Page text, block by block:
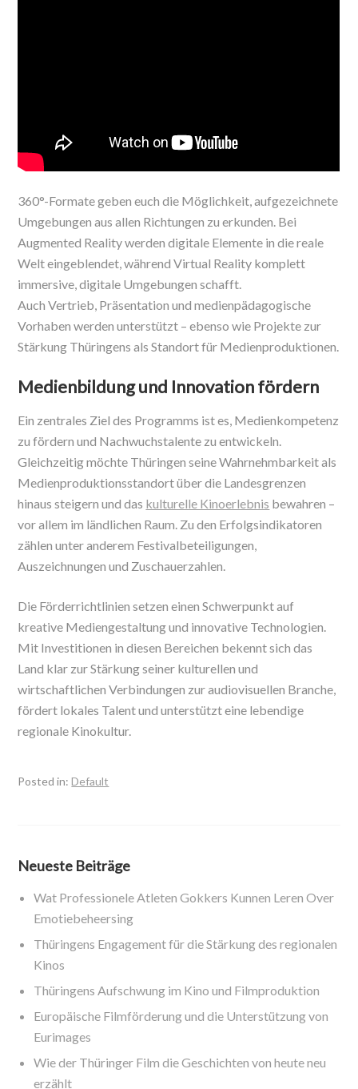
360°-Formate geben euch die Möglichkeit, aufgezeichnete
Umgebungen aus allen Richtungen zu erkunden. Bei
Augmented Reality werden digitale Elemente in die reale
Welt eingeblendet, während Virtual Reality komplett
immersive, digitale Umgebungen schafft.
Auch Vertrieb, Präsentation und medienpädagogische
Vorhaben werden unterstützt – ebenso wie Projekte zur
Stärkung Thüringens als Standort für Medienproduktionen.
Medienbildung und Innovation fördern
Ein zentrales Ziel des Programms ist es, Medienkompetenz
zu fördern und Nachwuchstalente zu entwickeln.
Gleichzeitig möchte Thüringen seine Wahrnehmbarkeit als
Medienproduktionsstandort über die Landesgrenzen
hinaus steigern und das kulturelle Kinoerlebnis bewahren –
vor allem im ländlichen Raum. Zu den Erfolgsindikatoren
zählen unter anderem Festivalbeteiligungen,
Auszeichnungen und Zuschauerzahlen.
Die Förderrichtlinien setzen einen Schwerpunkt auf
kreative Mediengestaltung und innovative Technologien.
Mit Investitionen in diesen Bereichen bekennt sich das
Land klar zur Stärkung seiner kulturellen und
wirtschaftlichen Verbindungen zur audiovisuellen Branche,
fördert lokales Talent und unterstützt eine lebendige
regionale Kinokultur.
Posted in:Default
Neueste Beiträge
Wat Professionele Atleten Gokkers Kunnen Leren Over
Emotiebeheersing
Thüringens Engagement für die Stärkung des regionalen
Kinos
Thüringens Aufschwung im Kino und Filmproduktion
Europäische Filmförderung und die Unterstützung von
Eurimages
Wie der Thüringer Film die Geschichten von heute neu
erzählt